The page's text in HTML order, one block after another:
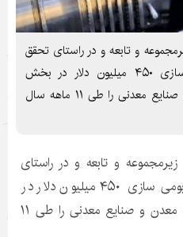
و تابعه و در راستای تحقق
اهداف “ساخت داخل”، بومی سازی ۴۵۰ میلیون دلار در بخش
قطعات و تجهیزات حوزه معدن و صنایع معدنی را طی ۱۱ ماهه سال
و تابعه و در راستای
تحقق اهداف “ساخت داخل”، بومی سازی ۴۵۰ میلیون دلار در
بخش قطعات و تجهیزات حوزه معدن و صنایع معدنی را طی ۱۱